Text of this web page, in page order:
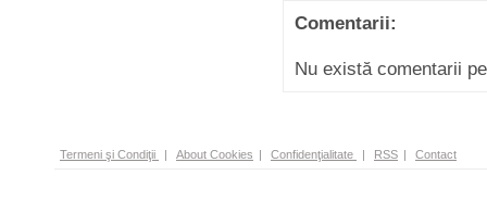
Comentarii:
Nu există comentarii
Termeni şi Condiţii | About Cookies | Confidenţialitate | RSS | Contact